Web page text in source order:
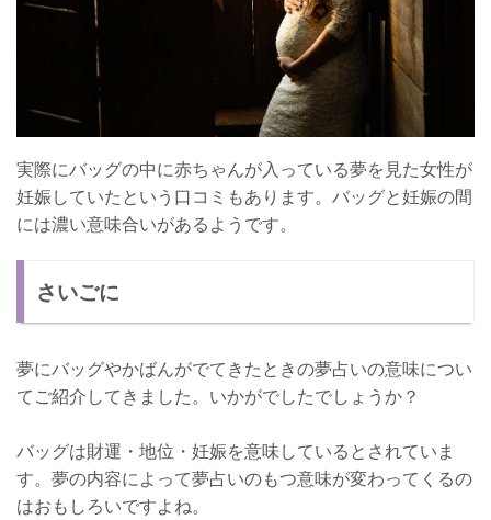
実際にバッグの中に赤ちゃんが入っている夢を見た女性が
妊娠していたという口コミもあります。バッグと妊娠の間
には濃い意味合いがあるようです。
さいごに
夢にバッグやかばんがでてきたときの夢占いの意味につい
てご紹介してきました。いかがでしたでしょうか？
バッグは財運・地位・妊娠を意味しているとされていま
す。夢の内容によって夢占いのもつ意味が変わってくるの
はおもしろいですよね。